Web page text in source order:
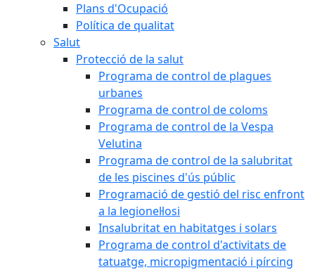
Plans d'Ocupació
Política de qualitat
Salut
Protecció de la salut
Programa de control de plagues
urbanes
Programa de control de coloms
Programa de control de la Vespa
Velutina
Programa de control de la salubritat
de les piscines d'ús públic
Programació de gestió del risc enfront
a la legionel·losi
Insalubritat en habitatges i solars
Programa de control d'activitats de
tatuatge, micropigmentació i pírcing